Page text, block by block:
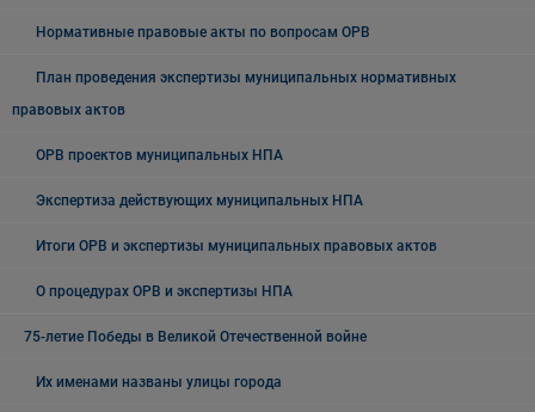
Нормативные правовые акты по вопросам ОРВ
План проведения экспертизы муниципальных нормативных
правовых актов
ОРВ проектов муниципальных НПА
Экспертиза действующих муниципальных НПА
Итоги ОРВ и экспертизы муниципальных правовых актов
О процедурах ОРВ и экспертизы НПА
75-летие Победы в Великой Отечественной войне
Их именами названы улицы города